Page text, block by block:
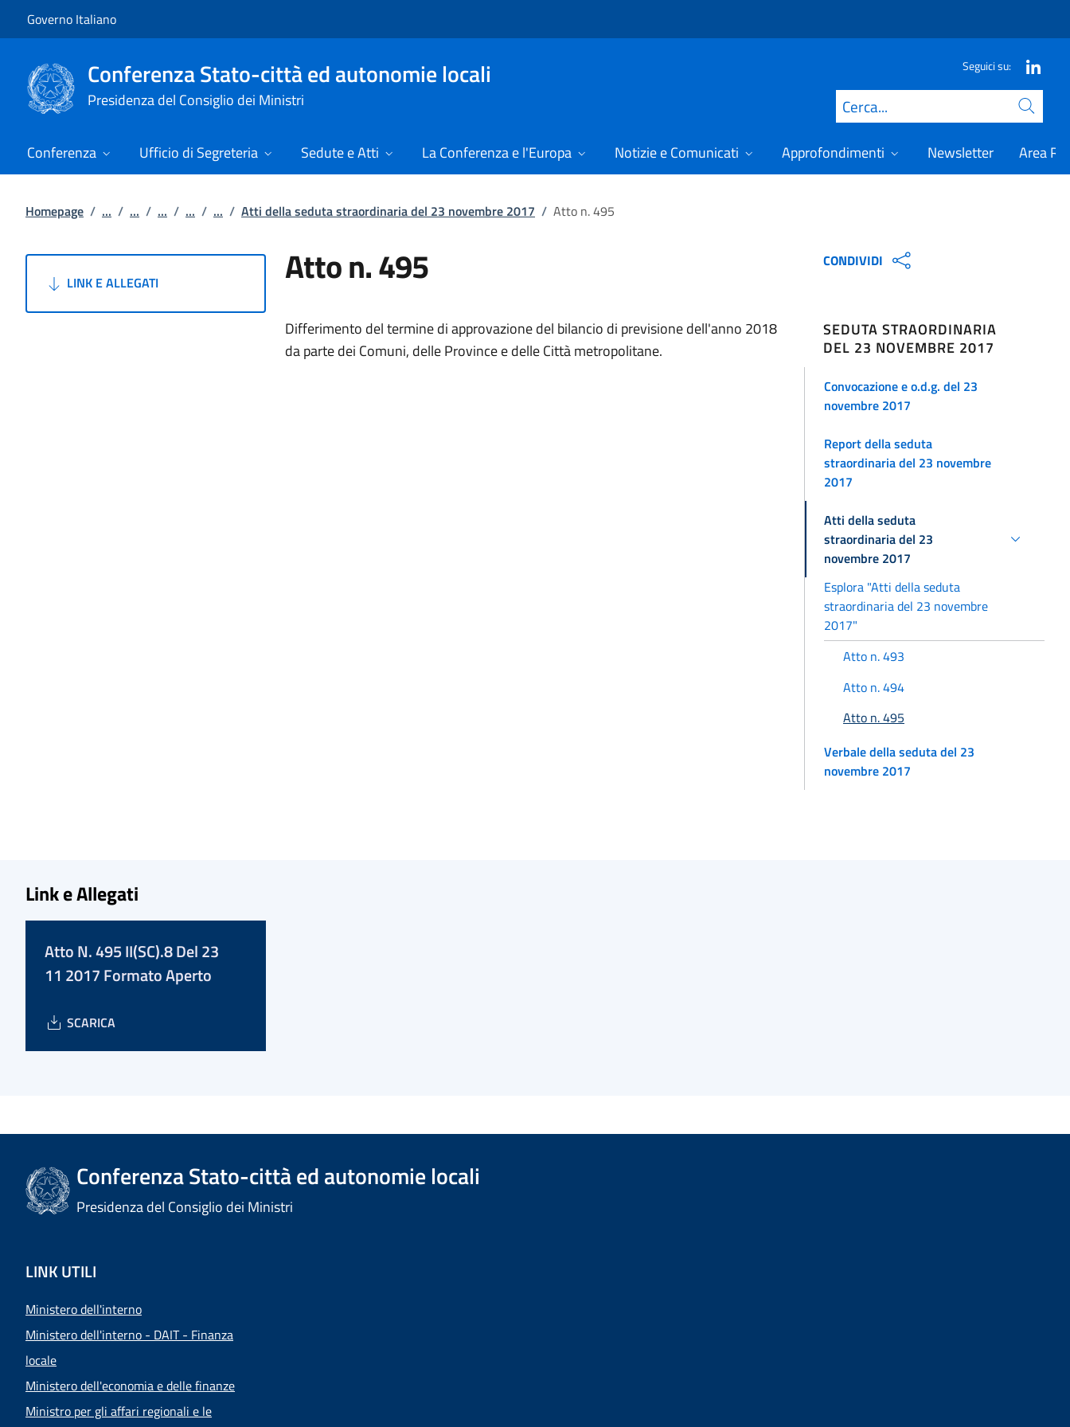
Governo Italiano
Conferenza Stato-città ed autonomie locali
Presidenza del Consiglio dei Ministri
Seguici su:
Cerca
Conferenza Ufficio di Segreteria Sedute e Atti La Conferenza e l'Europa Notizie e Comunicati Approfondimenti Newsletter Area
Homepage / ... / ... / ... / ... / ... / Atti della seduta straordinaria del 23 novembre 2017 / Atto n. 495
LINK E ALLEGATI Atto n. 495
Differimento del termine di approvazione del bilancio di previsione dell'anno 2018
da parte dei Comuni, delle Province e delle Città metropolitane.
CONDIVIDI
SEDUTA STRAORDINARIA
DEL 23 NOVEMBRE 2017
Convocazione e o.d.g. del 23
novembre 2017
Report della seduta
straordinaria del 23 novembre
2017
Atti della seduta
straordinaria del 23
novembre 2017
Esplora "Atti della seduta
straordinaria del 23 novembre
2017"
Atto n. 493
Atto n. 494
Atto n. 495
Verbale della seduta del 23
novembre 2017
Link e Allegati
Atto N. 495 II(SC).8 Del 23
11 2017 Formato Aperto
SCARICA
Conferenza Stato-città ed autonomie locali
Presidenza del Consiglio dei Ministri
LINK UTILI
Ministero dell'interno
Ministero dell'interno - DAIT - Finanza
locale
Ministero dell'economia e delle finanze
Ministro per gli affari regionali e le